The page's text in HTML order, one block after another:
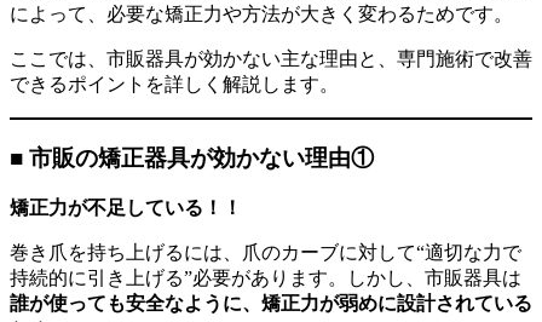
によって、必要な矯正力や方法が大きく変わるためです。
ここでは、市販器具が効かない主な理由と、専門施術で改善
できるポイントを詳しく解説します。
■ 市販の矯正器具が効かない理由①
矯正力が不足している！！
巻き爪を持ち上げるには、爪のカーブに対して“適切な力で
持続的に引き上げる”必要があります。しかし、市販器具は
誰が使っても安全なように、矯正力が弱めに設計されている